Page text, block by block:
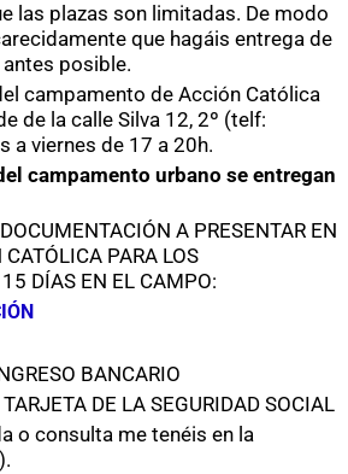
las plazas son limitadas. De modo
que hagáis entrega de
posible.
campamento de Acción Católica
de la calle Silva 12, 2º (telf:
a viernes de 17 a 20h.
campamento urbano se entregan
A PRESENTAR EN
PARA LOS
DÍAS EN EL CAMPO:
BANCARIO
DE LA SEGURIDAD SOCIAL
o consulta me tenéis en la